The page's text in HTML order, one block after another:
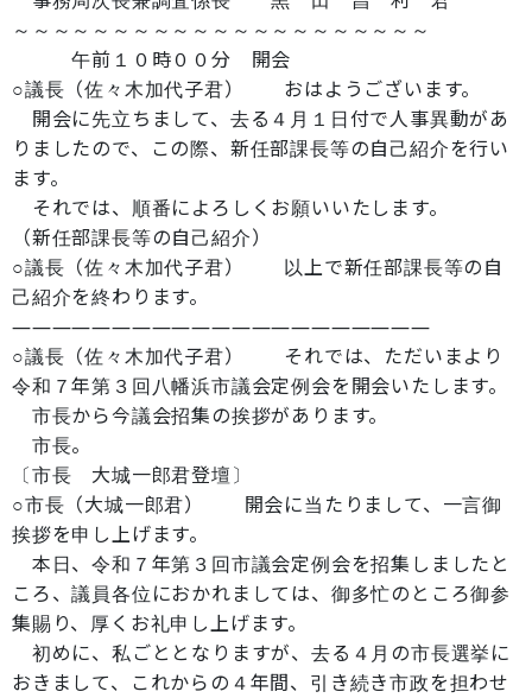
～～～～～～～～～～～～～～～～～～～～～
午前１０時００分 開会
○議長（佐々木加代子君） おはようございます。
開会に先立ちまして、去る４月１日付で人事異動があ
りましたので、この際、新任部課長等の自己紹介を行い
ます。
それでは、順番によろしくお願いいたします。
（新任部課長等の自己紹介）
○議長（佐々木加代子君） 以上で新任部課長等の自
己紹介を終わります。
―――――――――――――――――――――
○議長（佐々木加代子君） それでは、ただいまより
令和７年第３回八幡浜市議会定例会を開会いたします。
市長から今議会招集の挨拶があります。
市長。
〔市長 大城一郎君登壇〕
○市長（大城一郎君） 開会に当たりまして、一言御
挨拶を申し上げます。
本日、令和７年第３回市議会定例会を招集しましたと
ころ、議員各位におかれましては、御多忙のところ御参
集賜り、厚くお礼申し上げます。
初めに、私ごととなりますが、去る４月の市長選挙に
おきまして、これからの４年間、引き続き市政を担わせ